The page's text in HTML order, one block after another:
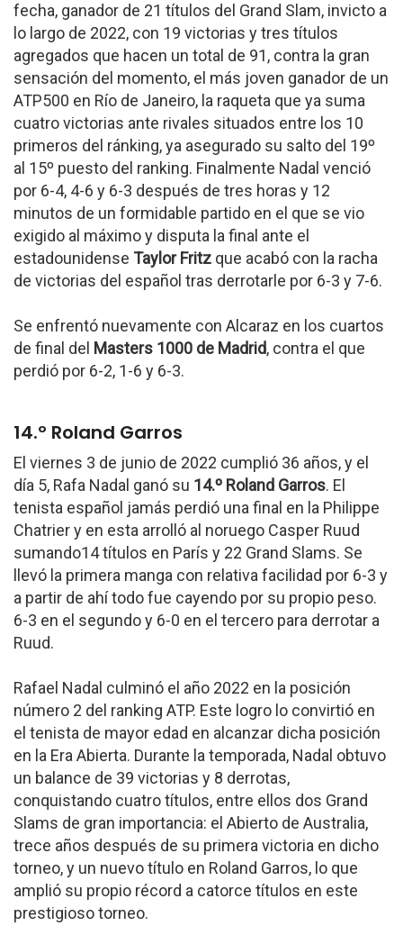
fecha, ganador de 21 títulos del Grand Slam, invicto a
lo largo de 2022, con 19 victorias y tres títulos
agregados que hacen un total de 91, contra la gran
sensación del momento, el más joven ganador de un
ATP500 en Río de Janeiro, la raqueta que ya suma
cuatro victorias ante rivales situados entre los 10
primeros del ránking, ya asegurado su salto del 19º
al 15º puesto del ranking. Finalmente Nadal venció
por 6-4, 4-6 y 6-3 después de tres horas y 12
minutos de un formidable partido en el que se vio
exigido al máximo y disputa la final ante el
estadounidense Taylor Fritz que acabó con la racha
de victorias del español tras derrotarle por 6-3 y 7-6.
Se enfrentó nuevamente con Alcaraz en los cuartos
de final del Masters 1000 de Madrid, contra el que
perdió por 6-2, 1-6 y 6-3.
14.º Roland Garros
El viernes 3 de junio de 2022 cumplió 36 años, y el
día 5, Rafa Nadal ganó su 14.º Roland Garros. El
tenista español jamás perdió una final en la Philippe
Chatrier y en esta arrolló al noruego Casper Ruud
sumando14 títulos en París y 22 Grand Slams. Se
llevó la primera manga con relativa facilidad por 6-3 y
a partir de ahí todo fue cayendo por su propio peso.
6-3 en el segundo y 6-0 en el tercero para derrotar a
Ruud.
Rafael Nadal culminó el año 2022 en la posición
número 2 del ranking ATP. Este logro lo convirtió en
el tenista de mayor edad en alcanzar dicha posición
en la Era Abierta. Durante la temporada, Nadal obtuvo
un balance de 39 victorias y 8 derrotas,
conquistando cuatro títulos, entre ellos dos Grand
Slams de gran importancia: el Abierto de Australia,
trece años después de su primera victoria en dicho
torneo, y un nuevo título en Roland Garros, lo que
amplió su propio récord a catorce títulos en este
prestigioso torneo.